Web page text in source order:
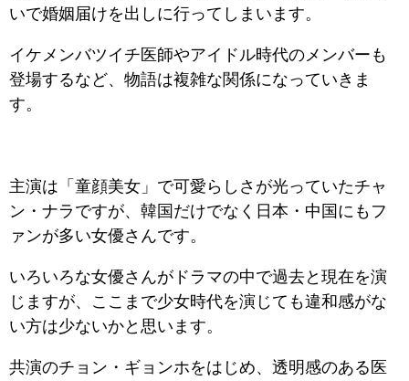
いで婚姻届けを出しに行ってしまいます。
イケメンバツイチ医師やアイドル時代のメンバーも
登場するなど、物語は複雑な関係になっていきま
す。
主演は「童顔美女」で可愛らしさが光っていたチャ
ン・ナラですが、韓国だけでなく日本・中国にもフ
ァンが多い女優さんです。
いろいろな女優さんがドラマの中で過去と現在を演
じますが、ここまで少女時代を演じても違和感がな
い方は少ないかと思います。
共演のチョン・ギョンホをはじめ、透明感のある医